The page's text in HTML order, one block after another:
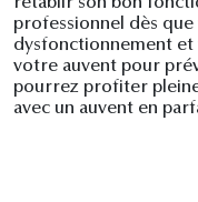
rétablir son bon
professionnel dès que
dysfonctionnement
votre auvent pour
pourrez profiter
avec un auvent en